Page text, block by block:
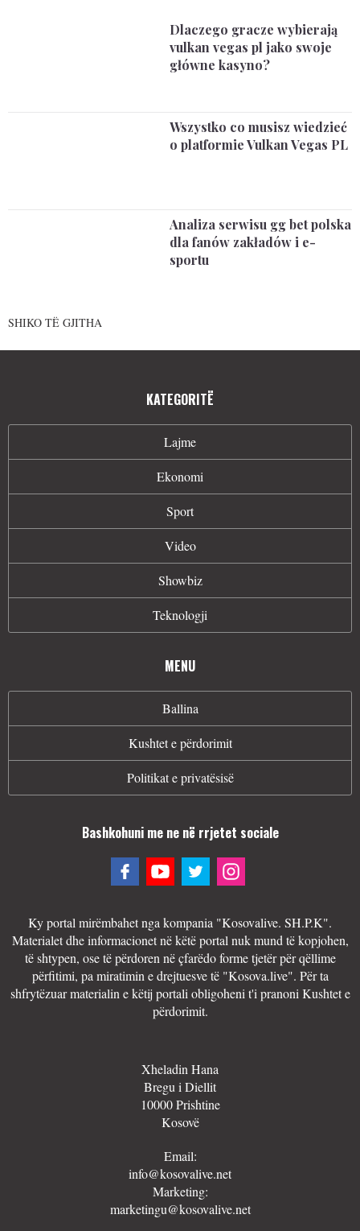
Dlaczego gracze wybierają
vulkan vegas pl jako swoje
główne kasyno?
Wszystko co musisz wiedzieć
o platformie Vulkan Vegas PL
Analiza serwisu gg bet polska
dla fanów zakładów i e-
sportu
SHIKO TË GJITHA
KATEGORITË
Lajme
Ekonomi
Sport
Video
Showbiz
Teknologji
MENU
Ballina
Kushtet e përdorimit
Politikat e privatësisë
Bashkohuni me ne në rrjetet sociale
Ky portal mirëmbahet nga kompania "Kosovalive. SH.P.K".
Materialet dhe informacionet në këtë portal nuk mund të kopjohen,
të shtypen, ose të përdoren në çfarëdo forme tjetër për qëllime
përfitimi, pa miratimin e drejtuesve të "Kosova.live". Për ta
shfrytëzuar materialin e këtij portali obligoheni t'i pranoni Kushtet e
përdorimit.
Xheladin Hana
Bregu i Diellit
10000 Prishtine
Kosovë
Email:
info@kosovalive.net
Marketing:
marketingu@kosovalive.net